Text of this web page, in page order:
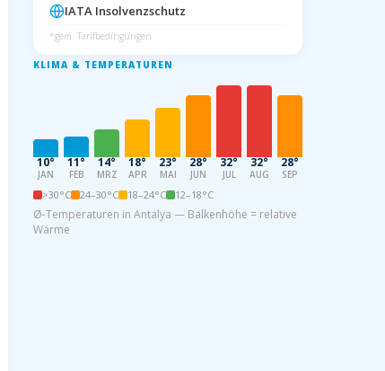
IATA Insolvenzschutz
*gem. Tarifbedingungen
KLIMA & TEMPERATUREN
10°
JAN
11°
FEB
14°
MRZ
18°
APR
23°
MAI
28°
JUN
32°
JUL
32°
AUG
28°
SEP
>30°C 24–30°C 18–24°C 12–18°C
Ø-Temperaturen in Antalya — Balkenhöhe = relative
Wärme